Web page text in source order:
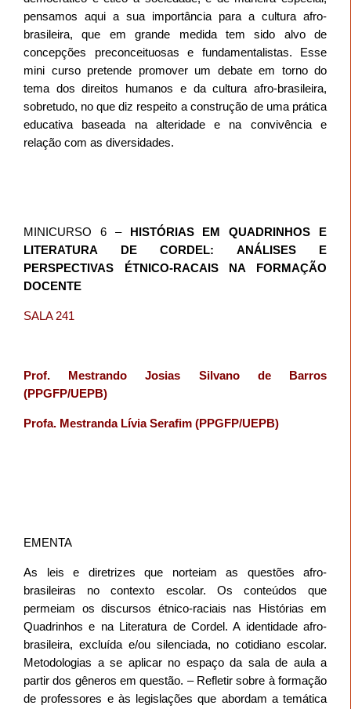
pensamos aqui a sua importância para a cultura afro-
brasileira, que em grande medida tem sido alvo de
concepções preconceituosas e fundamentalistas. Esse
mini curso pretende promover um debate em torno do
tema dos direitos humanos e da cultura afro-brasileira,
sobretudo, no que diz respeito a construção de uma prática
educativa baseada na alteridade e na convivência e
relação com as diversidades.
MINICURSO 6 –
HISTÓRIAS EM QUADRINHOS E
LITERATURA DE CORDEL: ANÁLISES E
PERSPECTIVAS ÉTNICO-RACAIS NA FORMAÇÃO
DOCENTE
SALA 241
Prof. Mestrando Josias Silvano de Barros
(PPGFP/UEPB)
Profa. Mestranda Lívia Serafim (PPGFP/UEPB)
EMENTA
As leis e diretrizes que norteiam as questões afro-
brasileiras no contexto escolar. Os conteúdos que
permeiam os discursos étnico-raciais nas Histórias em
Quadrinhos e na Literatura de Cordel. A identidade afro-
brasileira, excluída e/ou silenciada, no cotidiano escolar.
Metodologias a se aplicar no espaço da sala de aula a
partir dos gêneros em questão. – Refletir sobre à formação
de professores e às legislações que abordam a temática